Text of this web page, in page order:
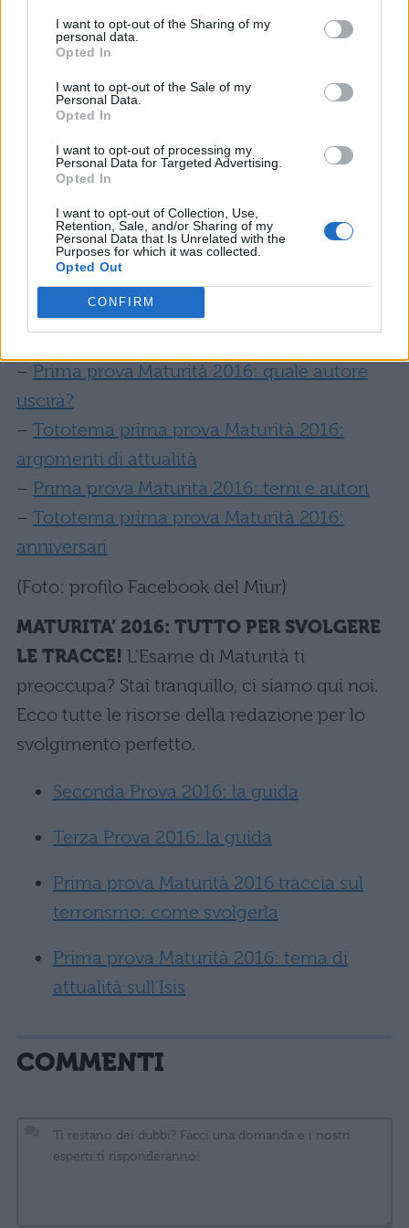
I want to opt-out of the Sharing of my
personal data.
Opted In
I want to opt-out of the Sale of my
Personal Data.
Opted In
I want to opt-out of processing my
Personal Data for Targeted Advertising.
Opted In
I want to opt-out of Collection, Use,
Retention, Sale, and/or Sharing of my
Personal Data that Is Unrelated with the
Purposes for which it was collected.
Opted Out
CONFIRM
gioventùsono tra i temi generali più amati
Novecento, lastoria d’Italia
conquiste femminili
gettonati. Occhio poi anche agli anniversari
e varie ricorrenze, anche in fatto di autori per
l’analisi del testo. A tal proposito,
Montale, QuasimodoeUngherettisono
tra i preferiti del Miur.
Per approfondire la questione tototema,
– Prima prova Maturità 2016: quale autore
uscirà?
– Tototema prima prova Maturità 2016:
argomenti di attualità
– Prima prova Maturità 2016: temi e autori
– Tototema prima prova Maturità 2016:
anniversari
(Foto: profilo Facebook del Miur)
MATURITA’ 2016: TUTTO PER SVOLGERE
LE TRACCE! L'Esame di Maturità ti
preoccupa? Stai tranquillo, ci siamo qui noi.
Ecco tutte le risorse della redazione per lo
svolgimento perfetto.
Seconda Prova 2016: la guida
Terza Prova 2016: la guida
Prima prova Maturità 2016 traccia sul
terrorismo: come svolgerla
Prima prova Maturità 2016: tema di
attualità sull'Isis
COMMENTI